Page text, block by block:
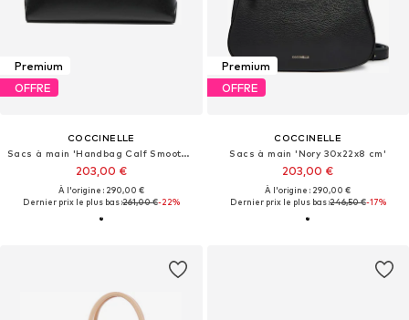
Premium
OFFRE
COCCINELLE
Sacs à main 'Handbag Calf Smooth Leather'
203,00 €
À l'origine : 290,00 €
Dernier prix le plus bas :261,00 €-22%
Premium
OFFRE
COCCINELLE
Sacs à main 'Nory 30x22x8 cm'
203,00 €
À l'origine : 290,00 €
Dernier prix le plus bas :246,50 €-17%